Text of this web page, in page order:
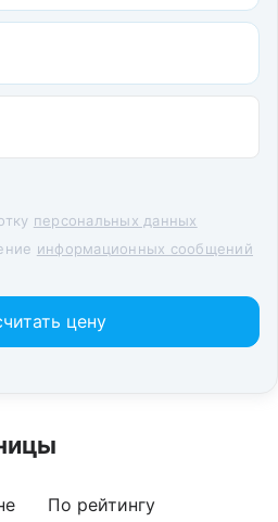
персональных данных
информационных сообщений
цену
По рейтингу